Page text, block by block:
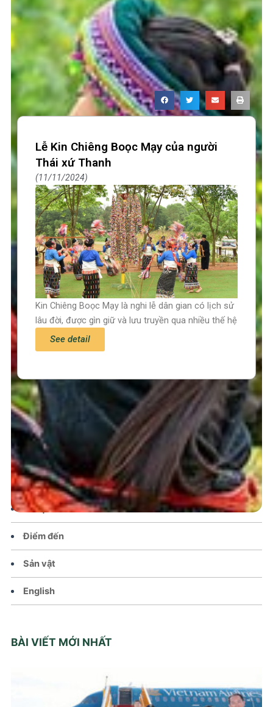
Trang chủ
Tin tức – Sự kiện
Chính sách
Văn hoá – Đời sống
Lễ hội
Điểm đến
Sản vật
English
BÀI VIẾT MỚI NHẤT
Lễ Kin Chiêng Boọc Mạy của người
Thái xứ Thanh
11/11/2024
Kin Chiêng Boọc Mạy là nghi lễ dân gian có lịch sử
lâu đời, được gìn giữ và lưu truyền qua nhiều thế hệ
See detail